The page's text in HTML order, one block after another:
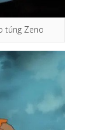
túng Zeno